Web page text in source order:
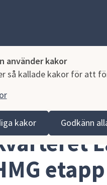
använder kakor
så kallade kakor för att
kakor Godkänn
infrastruktur